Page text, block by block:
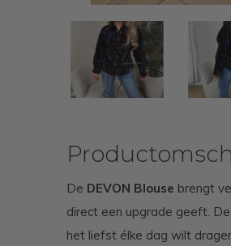
De DEVON Blouse brengt
direct een upgrade geeft.
het liefst élke dag wilt